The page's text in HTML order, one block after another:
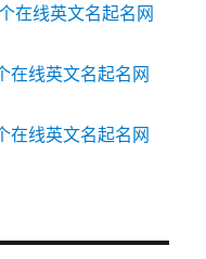
在线英文名起名网
在线英文名起名网
在线英文名起名网